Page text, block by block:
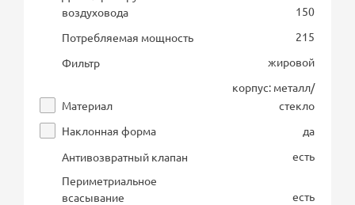
воздуховода
150
Потребляемая мощность
215
Фильтр
жировой
Материал
корпус: металл/
стекло
Наклонная форма
да
Антивозвратный клапан
есть
Периметриальное
всасывание
есть